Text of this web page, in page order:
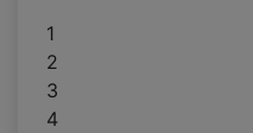
1
2
3
4